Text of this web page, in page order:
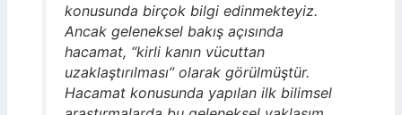
konusunda birçok bilgi edinmekteyiz.
Ancak geleneksel bakış açısında
hacamat, “kirli kanın vücuttan
uzaklaştırılması” olarak görülmüştür.
Hacamat konusunda yapılan ilk bilimsel